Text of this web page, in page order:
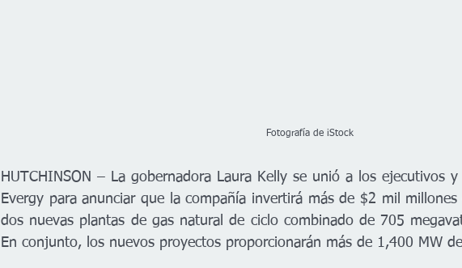
                                                                                  Fotografía de iStock
HUTCHINSON – La gobernadora Laura Kelly se unió a los ejecutivos
Evergy para anunciar que la compañía invertirá más de $2 mil
dos nuevas plantas de gas natural de ciclo combinado de 705